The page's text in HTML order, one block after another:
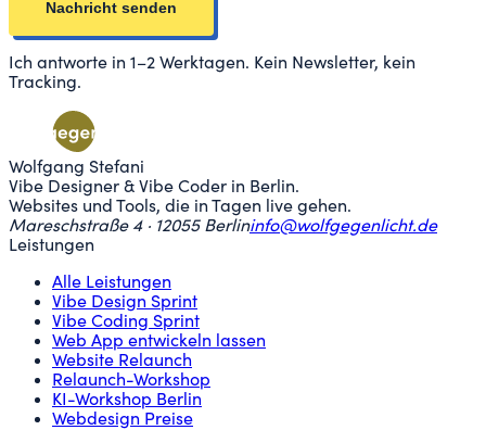
Nachricht senden
Ich antworte in 1–2 Werktagen. Kein Newsletter, kein
Tracking.
Wolfgang Stefani
Vibe Designer & Vibe Coder in Berlin.
Websites und Tools, die in Tagen live gehen.
Mareschstraße 4 · 12055 Berlininfo@wolfgegenlicht.de
Leistungen
Alle Leistungen
Vibe Design Sprint
Vibe Coding Sprint
Web App entwickeln lassen
Website Relaunch
Relaunch-Workshop
KI-Workshop Berlin
Webdesign Preise